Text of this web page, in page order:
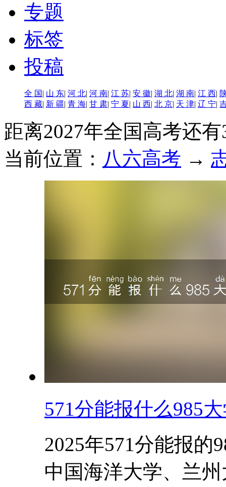
专题
标签
投稿
全 国| 山 东| 河 北| 河 南| 江 苏| 安 徽| 湖 北| 湖 南| 江 西|
西 藏| 新 疆| 青 海| 甘 肃| 宁 夏| 山 西| 北 京| 天 津| 辽 宁|
距离2027年全国高考还有
当前位置： 八六高考 →
571分能报什么985
2025年571分能报的
中国海洋大学、兰